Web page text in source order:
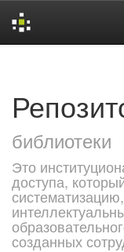
библиотеки
Это
доступа,
созданных